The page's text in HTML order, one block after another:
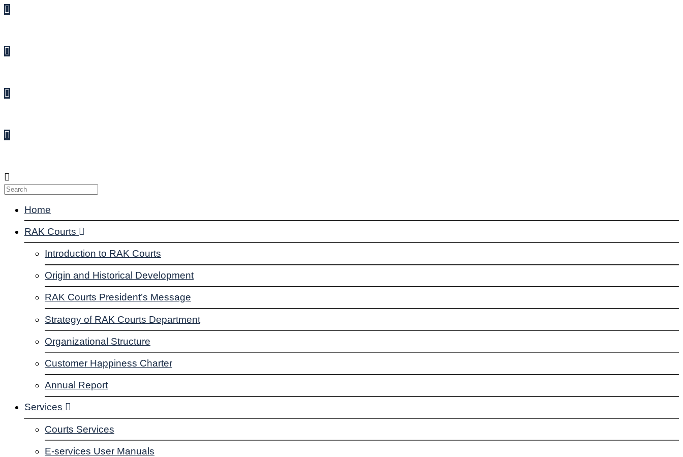
Home
RAK Courts
Introduction to RAK Courts
Origin and Historical Development
RAK Courts President’s Message
Strategy of RAK Courts Department
Organizational Structure
Customer Happiness Charter
Annual Report
Services
Courts Services
E-services User Manuals